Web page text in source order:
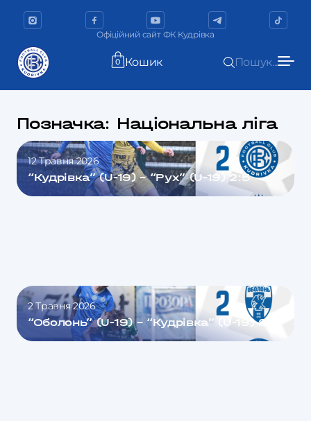
Офіційний сайт ФК Кудрівка
0 Кошик Пошук...
Позначка: Національна ліга
12 Травня 2026
“Кудрівка” (U-19) – “Рух” (U-19) 2:5
2 Травня 2026
“Оболонь” (U-19) – “Кудрівка” (U-19) 2:0